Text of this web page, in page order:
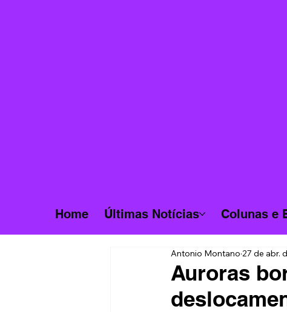
Home Últimas Notícias Colunas e
Auroras
Antonio Montano 27 de abr.